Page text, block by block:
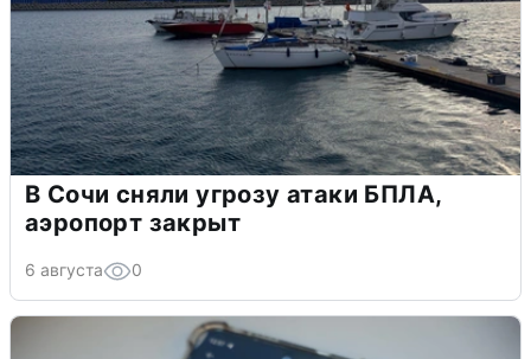
В Сочи сняли угрозу атаки БПЛА,
аэропорт закрыт
6 августа 0